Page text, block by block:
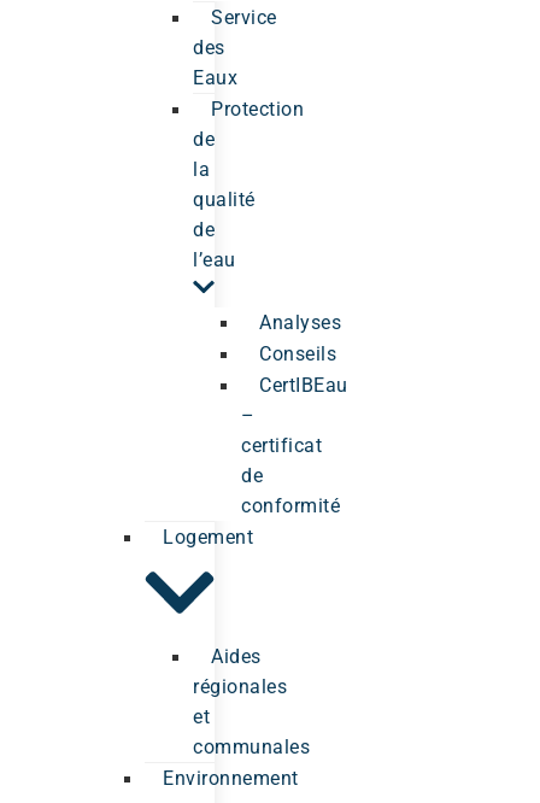
Service
des
Eaux
Protection
de
la
qualité
de
l’eau
Analyses
Conseils
CertIBEau
–
certificat
de
conformité
Logement
Aides
régionales
et
communales
Environnement